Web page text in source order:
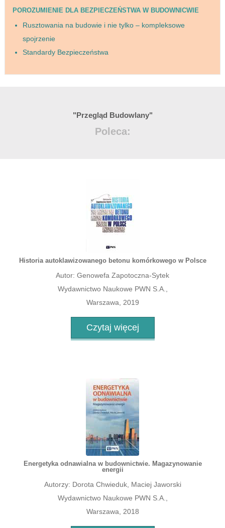
POROZUMIENIE DLA BEZPIECZEŃSTWA W BUDOWNICWIE
Rusztowania na budowie i nie tylko – kompleksowe
spojrzenie
Standardy Bezpieczeństwa
"Przegląd Budowlany"
Poleca:
Historia autoklawizowanego betonu komórkowego w Polsce
Autor: Genowefa Zapotoczna-Sytek
Wydawnictwo Naukowe PWN S.A.,
Warszawa, 2019
Czytaj więcej
Energetyka odnawialna w budownictwie. Magazynowanie
energii
Autorzy: Dorota Chwieduk, Maciej Jaworski
Wydawnictwo Naukowe PWN S.A.,
Warszawa, 2018